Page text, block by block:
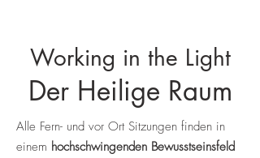
Working in the Light
Der Heilige Raum
Alle Fern- und vor Ort Sitzungen finden in
einem hochschwingenden Bewusstseinsfeld